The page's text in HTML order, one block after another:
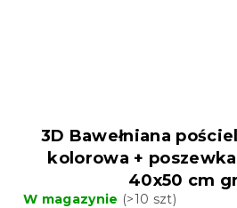
3D Bawełniana
kolorowa +
40x50 cm
W magazynie (>10 szt)